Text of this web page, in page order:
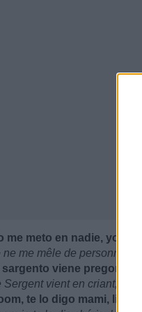
me meto en nadie, yo
ne me mêle de personne, je
sargento viene
Sergent vient en criant, le
te lo digo mami, libre